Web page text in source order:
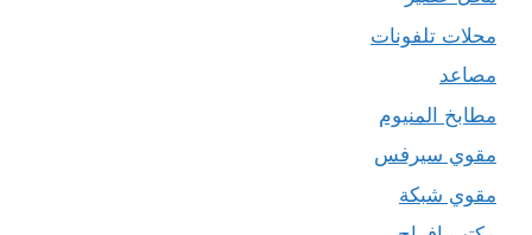
محلات تلفونات
مصاعد
مطابخ المنيوم
مقوي سيرفس
مقوي شبكة